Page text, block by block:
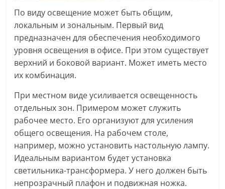
По виду освещение может быть общим,
локальным и зональным. Первый вид
предназначен для обеспечения необходимого
уровня освещения в офисе. При этом существует
верхний и боковой вариант. Может иметь место
их комбинация.
При местном виде усиливается освещенность
отдельных зон. Примером может служить
рабочее место. Его организуют для усиления
общего освещения. На рабочем столе,
например, можно установить настольную лампу.
Идеальным вариантом будет установка
светильника-трансформера. У него должен быть
непрозрачный плафон и подвижная ножка.